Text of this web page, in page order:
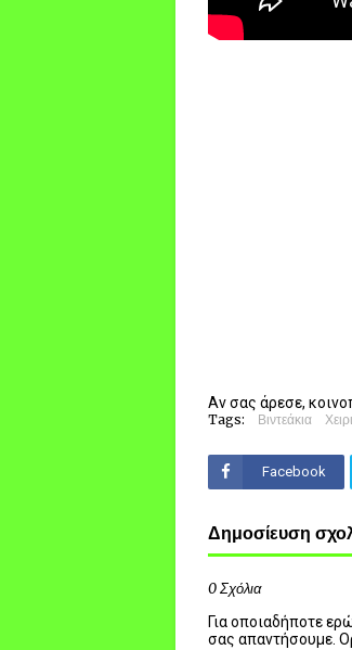
Αν σας άρεσε,
Tags: Βιντεάκια
Facebook
Δημοσίευση
0 Σχόλια
Για οποιαδήποτε
σας απαντήσουμε.